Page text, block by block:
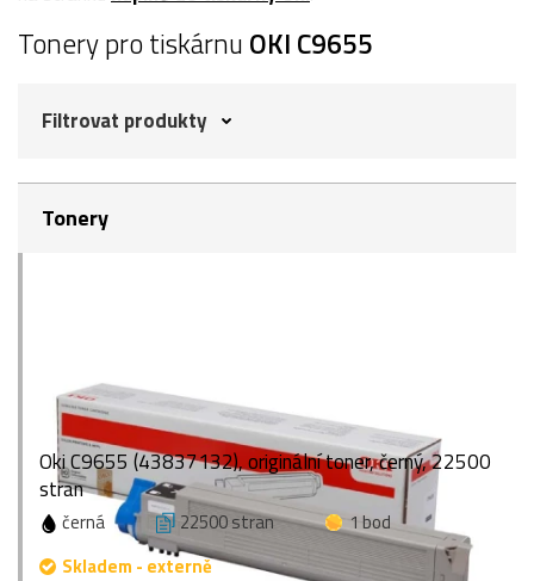
Tonery pro tiskárnu OKI C9655
Filtrovat produkty
Tonery
Oki C9655 (43837132), originální toner, černý, 22500
stran
černá 22500 stran
1 bod
Skladem - externě